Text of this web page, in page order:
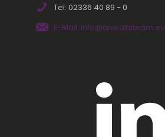
Tel: 02336 40 89 - 0
E-Mail: info@anwaltsteam.eu